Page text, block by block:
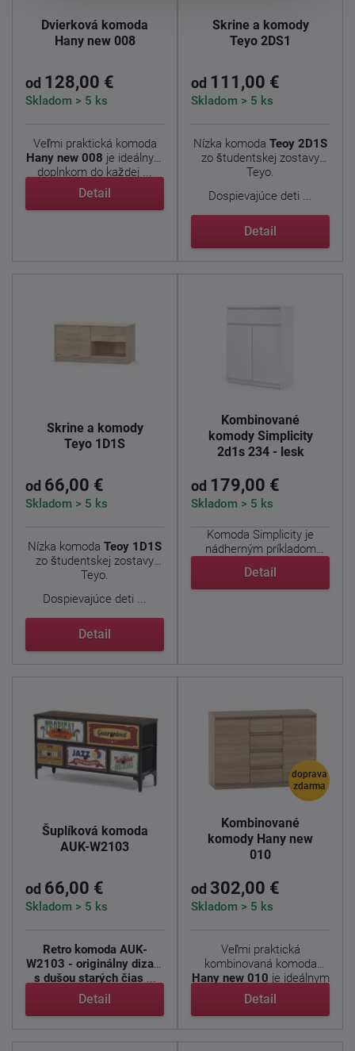
Dvierková komoda
Hany new 008
od 128,00 €
Skladom > 5 ks
Veľmi praktická komoda
Hany new 008 je ideálnym
doplnkom do každej ...
Detail
Skrine a komody
Teyo 2DS1
od 111,00 €
Skladom > 5 ks
Nízka komoda Teoy 2D1S
zo študentskej zostavy
Teyo.
Dospievajúce deti ...
Detail
Skrine a komody
Teyo 1D1S
od 66,00 €
Skladom > 5 ks
Nízka komoda Teoy 1D1S
zo študentskej zostavy
Teyo.
Dospievajúce deti ...
Detail
Kombinované
komody Simplicity
2d1s 234 - lesk
od 179,00 €
Skladom > 5 ks
Komoda Simplicity je
nádherným príkladom
Detail
Šuplíková komoda
AUK-W2103
od 66,00 €
Skladom > 5 ks
Retro komoda AUK-
W2103 - originálny dizajn
s dušou starých čias ...
Detail
doprava
zdarma
Kombinované
komody Hany new
010
od 302,00 €
Skladom > 5 ks
Veľmi praktická
kombinovaná komoda
Hany new 010 je ideálnym
doplnkom ...
Detail